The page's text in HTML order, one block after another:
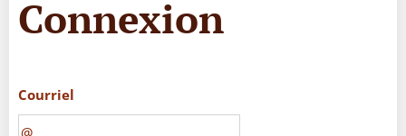
Connexion
Courriel